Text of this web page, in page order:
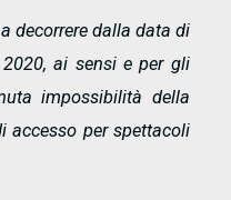
decorrere dalla data di
ai sensi e per gli
impossibilità della
accesso per spettacoli